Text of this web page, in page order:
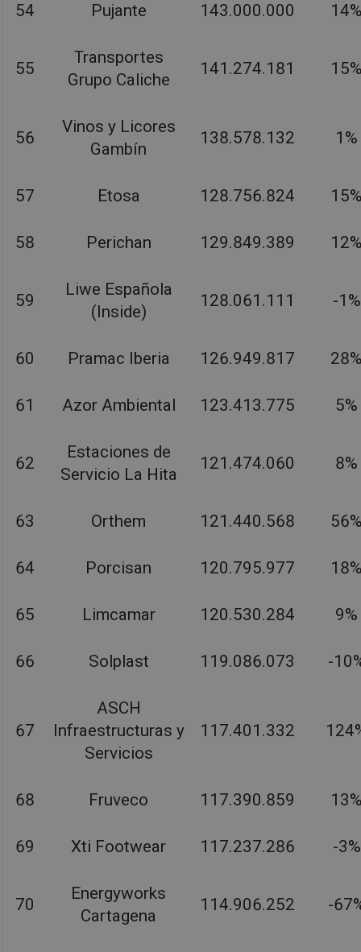
54 Pujante 143.000.000
55
Transportes
Grupo Caliche
141.274.181
56
Vinos y Licores
Gambín
138.578.132 1%
57 Etosa 128.756.824
58 Perichan 129.849.389
59
Liwe Española
(Inside)
128.061.111 -1%
60 Pramac Iberia 126.949.817
61 Azor Ambiental 123.413.775 5%
62
Estaciones de
Servicio La Hita
121.474.060 8%
63 Orthem 121.440.568
64 Porcisan 120.795.977
65 Limcamar 120.530.284 9%
66 Solplast 119.086.073 -
67
ASCH
Infraestructuras y
Servicios
117.401.332
68 Fruveco 117.390.859
69 Xti Footwear 117.237.286 -3%
70
Energyworks
Cartagena
114.906.252 -